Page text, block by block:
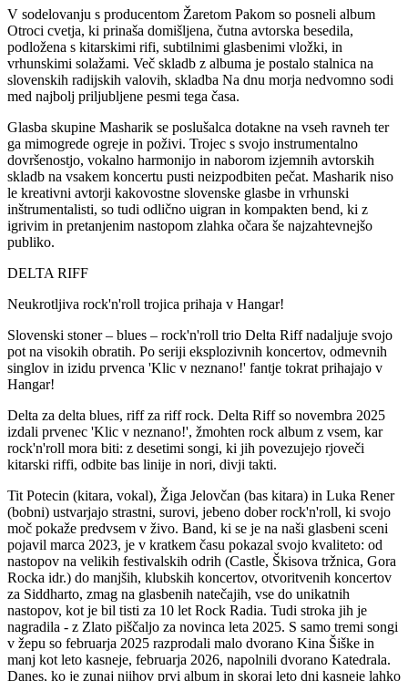
V sodelovanju s producentom Žaretom Pakom so posneli album
Otroci cvetja, ki prinaša domišljena, čutna avtorska besedila,
podložena s kitarskimi rifi, subtilnimi glasbenimi vložki, in
vrhunskimi solažami. Več skladb z albuma je postalo stalnica na
slovenskih radijskih valovih, skladba Na dnu morja nedvomno sodi
med najbolj priljubljene pesmi tega časa.
Glasba skupine Masharik se poslušalca dotakne na vseh ravneh ter
ga mimogrede ogreje in poživi. Trojec s svojo instrumentalno
dovršenostjo, vokalno harmonijo in naborom izjemnih avtorskih
skladb na vsakem koncertu pusti neizpodbiten pečat. Masharik niso
le kreativni avtorji kakovostne slovenske glasbe in vrhunski
inštrumentalisti, so tudi odlično uigran in kompakten bend, ki z
igrivim in pretanjenim nastopom zlahka očara še najzahtevnejšo
publiko.
DELTA RIFF
Neukrotljiva rock'n'roll trojica prihaja v Hangar!
Slovenski stoner – blues – rock'n'roll trio Delta Riff nadaljuje svojo
pot na visokih obratih. Po seriji eksplozivnih koncertov, odmevnih
singlov in izidu prvenca 'Klic v neznano!' fantje tokrat prihajajo v
Hangar!
Delta za delta blues, riff za riff rock. Delta Riff so novembra 2025
izdali prvenec 'Klic v neznano!', žmohten rock album z vsem, kar
rock'n'roll mora biti: z desetimi songi, ki jih povezujejo rjoveči
kitarski riffi, odbite bas linije in nori, divji takti.
Tit Potecin (kitara, vokal), Žiga Jelovčan (bas kitara) in Luka Rener
(bobni) ustvarjajo strastni, surovi, jebeno dober rock'n'roll, ki svojo
moč pokaže predvsem v živo. Band, ki se je na naši glasbeni sceni
pojavil marca 2023, je v kratkem času pokazal svojo kvaliteto: od
nastopov na velikih festivalskih odrih (Castle, Škisova tržnica, Gora
Rocka idr.) do manjših, klubskih koncertov, otvoritvenih koncertov
za Siddharto, zmag na glasbenih natečajih, vse do unikatnih
nastopov, kot je bil tisti za 10 let Rock Radia. Tudi stroka jih je
nagradila - z Zlato piščaljo za novinca leta 2025. S samo tremi songi
v žepu so februarja 2025 razprodali malo dvorano Kina Šiške in
manj kot leto kasneje, februarja 2026, napolnili dvorano Katedrala.
Danes, ko je zunaj njihov prvi album in skoraj leto dni kasneje lahko